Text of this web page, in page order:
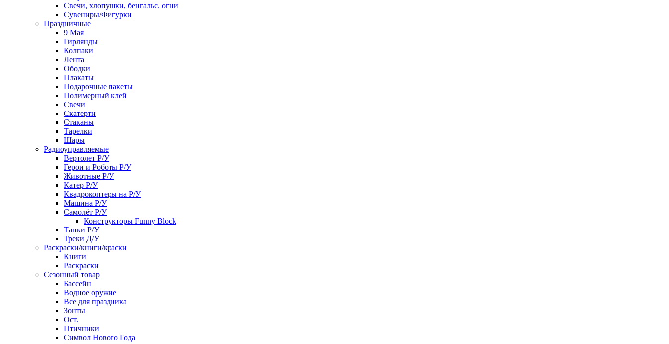
Свечи, хлопушки, бенгальс. огни
Сувениры/Фигурки
Праздничные
9 Мая
Гирлянды
Колпаки
Лента
Ободки
Плакаты
Подарочные пакеты
Полимерный клей
Свечи
Скатерти
Стаканы
Тарелки
Шары
Радиоуправляемые
Вертолет Р/У
Герои и Роботы Р/У
Животные Р/У
Катер Р/У
Квадрокоптеры на Р/У
Машина Р/У
Самолёт Р/У
Конструкторы Funny Block
Танки Р/У
Треки Д/У
Раскраски/книги/краски
Книги
Раскраски
Сезонный товар
Бассейн
Водное оружие
Все для праздника
Зонты
Ост.
Птичники
Символ Нового Года